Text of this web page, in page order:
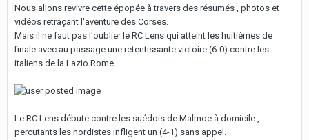
Nous allons revivre cette épopée à travers des résumés , photos et
vidéos retraçant l'aventure des Corses.
Mais il ne faut pas l'oublier le RC Lens qui atteint les huitièmes de
finale avec au passage une retentissante victoire (6-0) contre les
italiens de la Lazio Rome.
Le RC Lens débute contre les suédois de Malmoe à domicile ,
percutants les nordistes infligent un (4-1) sans appel.